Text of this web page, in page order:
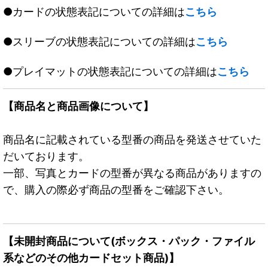
●カードの状態表記についての詳細はこちら
●スリーブの状態表記についての詳細はこちら
●プレイマットの状態表記についての詳細はこちら
【商品名と商品画像について】
商品名に記載されている型番の商品を発送させていた
だいております。
一部、写真とカードの型番が異なる商品がありますの
で、購入の際必ず商品の型番をご確認下さい。
【未開封商品について(ボックス・パック・ファイル
系などのその他カードセット商品)】